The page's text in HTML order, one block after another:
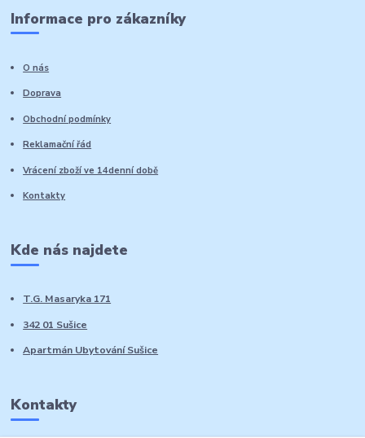
Informace pro zákazníky
O nás
Doprava
Obchodní podmínky
Reklamační řád
Vrácení zboží ve 14denní době
Kontakty
Kde nás najdete
T.G. Masaryka 171
342 01 Sušice
Apartmán Ubytování Sušice
Kontakty